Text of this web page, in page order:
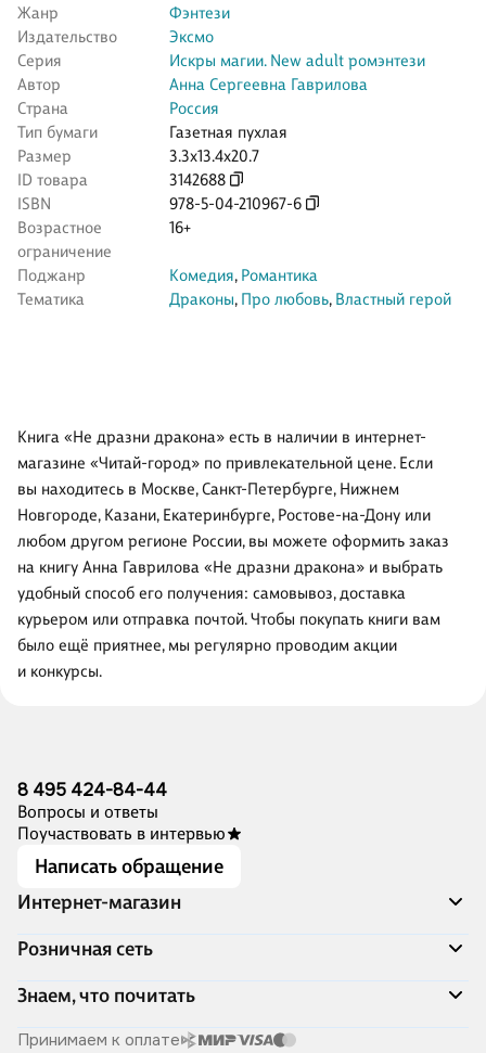
Жанр
Фэнтези
Издательство
Эксмо
Серия
Искры магии. New adult ромэнтези
Автор
Анна Сергеевна Гаврилова
Страна
Россия
Тип бумаги
Газетная пухлая
Размер
3.3x13.4x20.7
ID товара
3142688
ISBN
978-5-04-210967-6
Возрастное
ограничение
16+
Поджанр Комедия, Романтика
Тематика
Драконы, Про любовь, Властный герой
Книга «Не дразни дракона» есть в наличии в интернет-
магазине «Читай-город» по привлекательной цене. Если
вы находитесь в Москве, Санкт-Петербурге, Нижнем
Новгороде, Казани, Екатеринбурге, Ростове-на-Дону или
любом другом регионе России, вы можете оформить заказ
на книгу Анна Гаврилова «Не дразни дракона» и выбрать
удобный способ его получения: самовывоз, доставка
курьером или отправка почтой. Чтобы покупать книги вам
было ещё приятнее, мы регулярно проводим акции
и конкурсы.
8 495 424-84-44
Вопросы и ответы
Поучаствовать в интервью
Написать обращение
Интернет-магазин
Акции
Доставка и оплата
Программа лояльности
Подарочные сертификаты
Розничная сеть
Адреса магазинов
Книжный Дозор
О компании
Знаем, что почитать
Скоро в продаже
Принимаем к оплате